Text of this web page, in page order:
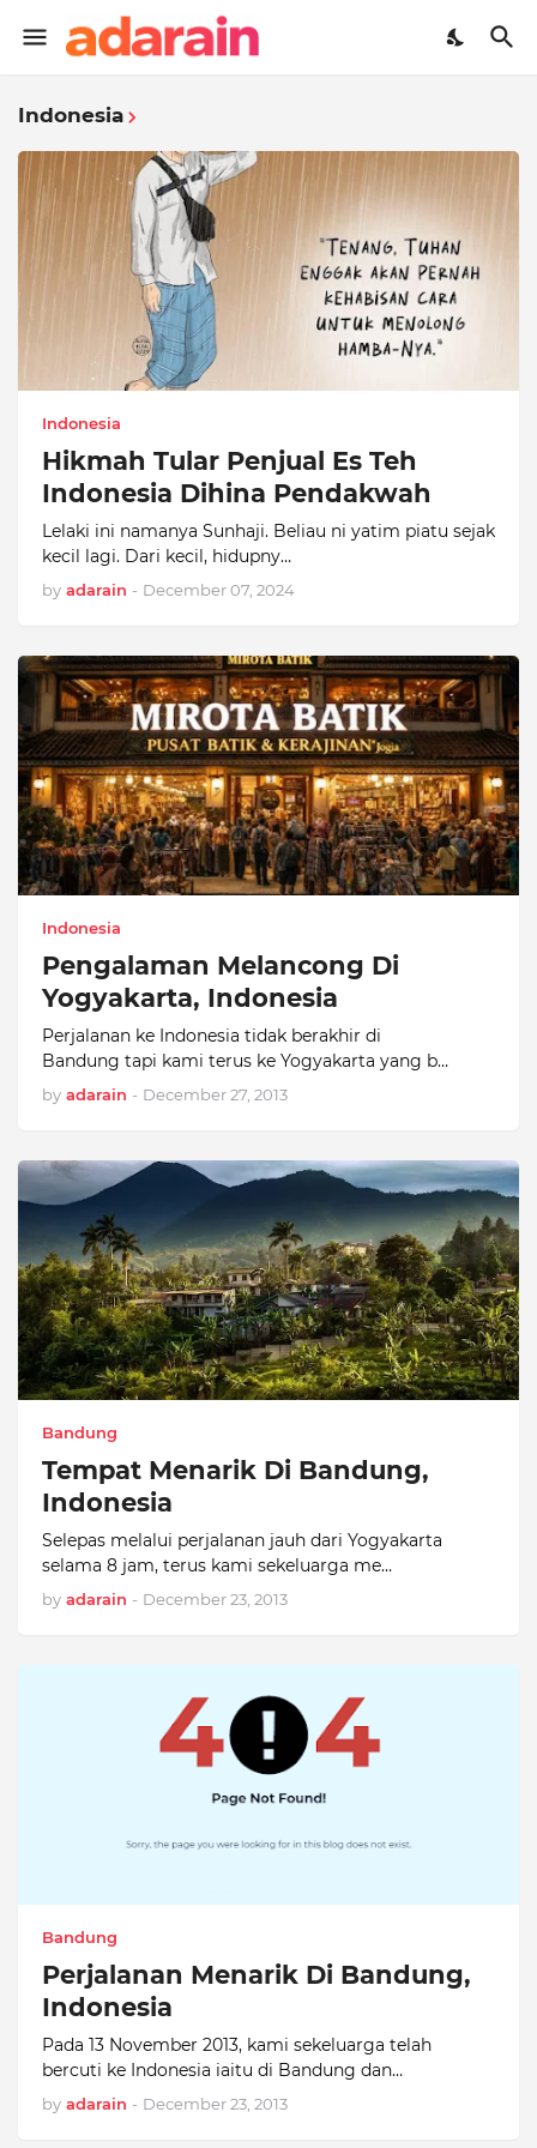
Indonesia
Indonesia
Hikmah Tular Penjual Es Teh
Indonesia Dihina Pendakwah
Lelaki ini namanya Sunhaji. Beliau ni yatim piatu sejak
kecil lagi. Dari kecil, hidupny…
by adarain - December 07, 2024
Indonesia
Pengalaman Melancong Di
Yogyakarta, Indonesia
Perjalanan ke Indonesia tidak berakhir di
Bandung tapi kami terus ke Yogyakarta yang b…
by adarain - December 27, 2013
Bandung
Tempat Menarik Di Bandung,
Indonesia
Selepas melalui perjalanan jauh dari Yogyakarta
selama 8 jam, terus kami sekeluarga me…
by adarain - December 23, 2013
Bandung
Perjalanan Menarik Di Bandung,
Indonesia
Pada 13 November 2013, kami sekeluarga telah
bercuti ke Indonesia iaitu di Bandung dan…
by adarain - December 23, 2013